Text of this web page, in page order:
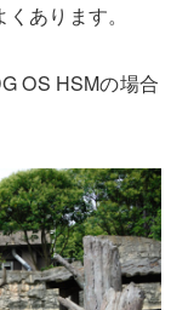
あります。
OS HSMの場合